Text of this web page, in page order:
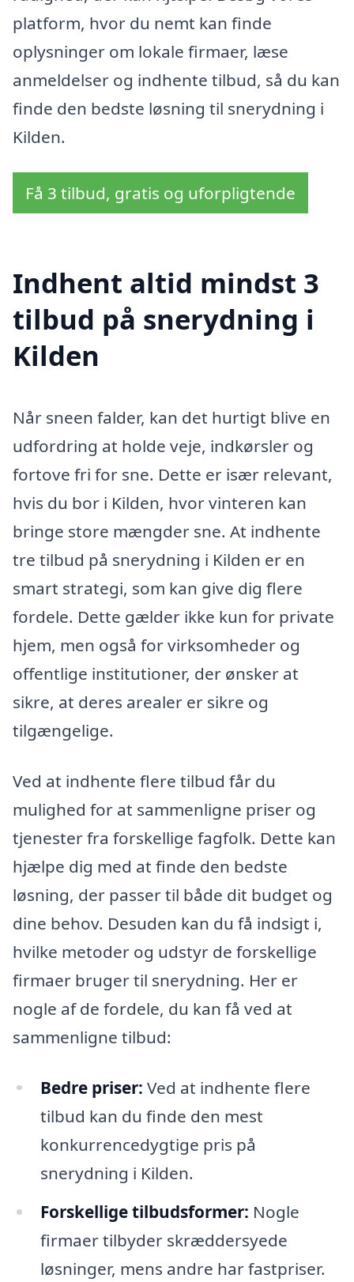
platform, hvor du nemt kan finde
oplysninger om lokale firmaer, læse
anmeldelser og indhente tilbud, så du kan
finde den bedste løsning til snerydning i
Kilden.
Få 3 tilbud, gratis og uforpligtende
Indhent altid mindst 3
tilbud på snerydning i
Kilden
Når sneen falder, kan det hurtigt blive en
udfordring at holde veje, indkørsler og
fortove fri for sne. Dette er især relevant,
hvis du bor i Kilden, hvor vinteren kan
bringe store mængder sne. At indhente
tre tilbud på snerydning i Kilden er en
smart strategi, som kan give dig flere
fordele. Dette gælder ikke kun for private
hjem, men også for virksomheder og
offentlige institutioner, der ønsker at
sikre, at deres arealer er sikre og
tilgængelige.
Ved at indhente flere tilbud får du
mulighed for at sammenligne priser og
tjenester fra forskellige fagfolk. Dette kan
hjælpe dig med at finde den bedste
løsning, der passer til både dit budget og
dine behov. Desuden kan du få indsigt i,
hvilke metoder og udstyr de forskellige
firmaer bruger til snerydning. Her er
nogle af de fordele, du kan få ved at
sammenligne tilbud:
Bedre priser: Ved at indhente flere
tilbud kan du finde den mest
konkurrencedygtige pris på
snerydning i Kilden.
Forskellige tilbudsformer: Nogle
firmaer tilbyder skræddersyede
løsninger, mens andre har fastpriser.